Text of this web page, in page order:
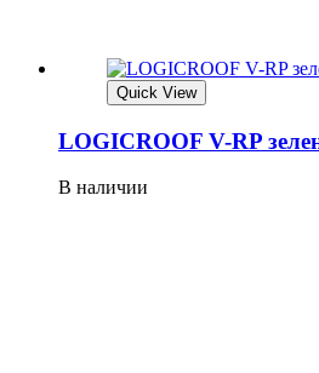
Quick View
LOGICROOF V-RP
В наличии